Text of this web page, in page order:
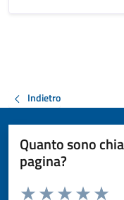
Indietro
Quanto sono
pagina?
Valuta da 1 a 5 stelle la